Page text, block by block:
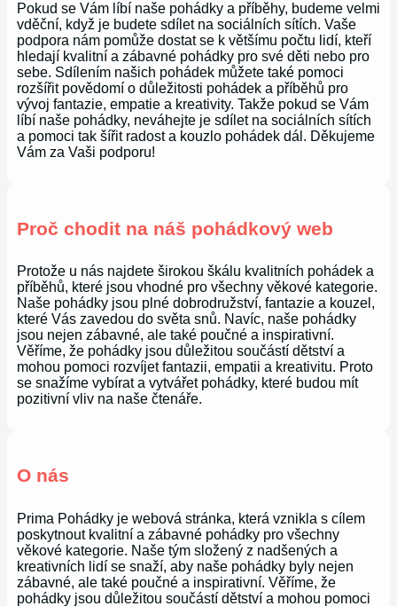
Pokud se Vám líbí naše pohádky a příběhy, budeme velmi
vděční, když je budete sdílet na sociálních sítích. Vaše
podpora nám pomůže dostat se k většímu počtu lidí, kteří
hledají kvalitní a zábavné pohádky pro své děti nebo pro
sebe. Sdílením našich pohádek můžete také pomoci
rozšířit povědomí o důležitosti pohádek a příběhů pro
vývoj fantazie, empatie a kreativity. Takže pokud se Vám
líbí naše pohádky, neváhejte je sdílet na sociálních sítích
a pomoci tak šířit radost a kouzlo pohádek dál. Děkujeme
Vám za Vaši podporu!
Proč chodit na náš pohádkový web
Protože u nás najdete širokou škálu kvalitních pohádek a
příběhů, které jsou vhodné pro všechny věkové kategorie.
Naše pohádky jsou plné dobrodružství, fantazie a kouzel,
které Vás zavedou do světa snů. Navíc, naše pohádky
jsou nejen zábavné, ale také poučné a inspirativní.
Věříme, že pohádky jsou důležitou součástí dětství a
mohou pomoci rozvíjet fantazii, empatii a kreativitu. Proto
se snažíme vybírat a vytvářet pohádky, které budou mít
pozitivní vliv na naše čtenáře.
O nás
Prima Pohádky je webová stránka, která vznikla s cílem
poskytnout kvalitní a zábavné pohádky pro všechny
věkové kategorie. Naše tým složený z nadšených a
kreativních lidí se snaží, aby naše pohádky byly nejen
zábavné, ale také poučné a inspirativní. Věříme, že
pohádky jsou důležitou součástí dětství a mohou pomoci